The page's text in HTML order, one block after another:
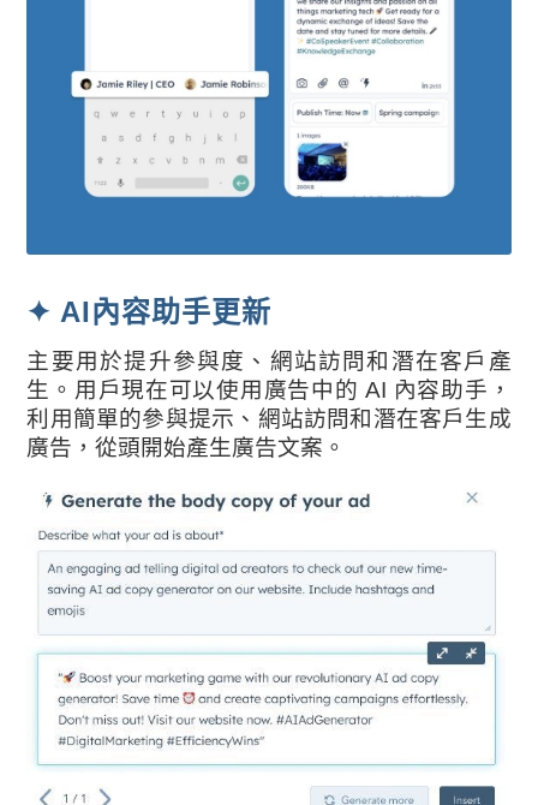
✦ AI內容助手更新
主要用於提升參與度、網站訪問和潛在客戶產
生。用戶現在可以使用廣告中的 AI 內容助手，
利用簡單的參與提示、網站訪問和潛在客戶生成
廣告，從頭開始產生廣告文案。